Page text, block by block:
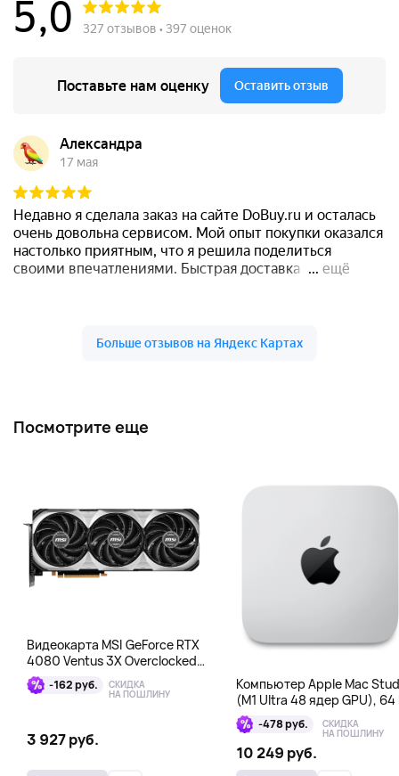
Посмотрите еще
Видеокарта MSI GeForce RTX
4080 Ventus 3X Overclocked
16GB DDR6X
-162 руб. СКИДКА
НА ПОШЛИНУ
3 927 руб.
Компьютер Apple Mac
(M1 Ultra 48 ядер GPU), 64
1 Тб -478 руб. СКИДКА
НА ПОШЛИНУ
10 249 руб.